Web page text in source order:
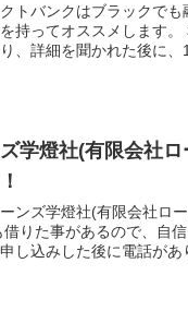
トバンクはブラックで
持ってオススメします
、詳細を聞かれた後に、
学燈社(有限会社
ンズ学燈社(有限会社ロ
りた事があるので、自
し込みした後に電話が